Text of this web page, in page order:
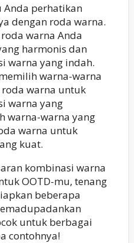
Anda perhatikan
dengan roda warna.
warna Anda
harmonis dan
warna yang indah.
warna-warna
warna untuk
warna yang
warna-warna yang
warna untuk
kuat.
kombinasi warna
OOTD-mu, tenang
beberapa
untuk berbagai
contohnya!